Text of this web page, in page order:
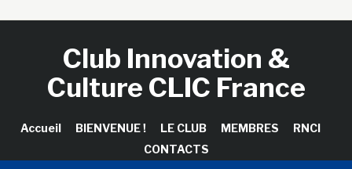
Club Innovation &
Culture CLIC France
Accueil BIENVENUE ! LE CLUB MEMBRES
RNCI
CONTACTS